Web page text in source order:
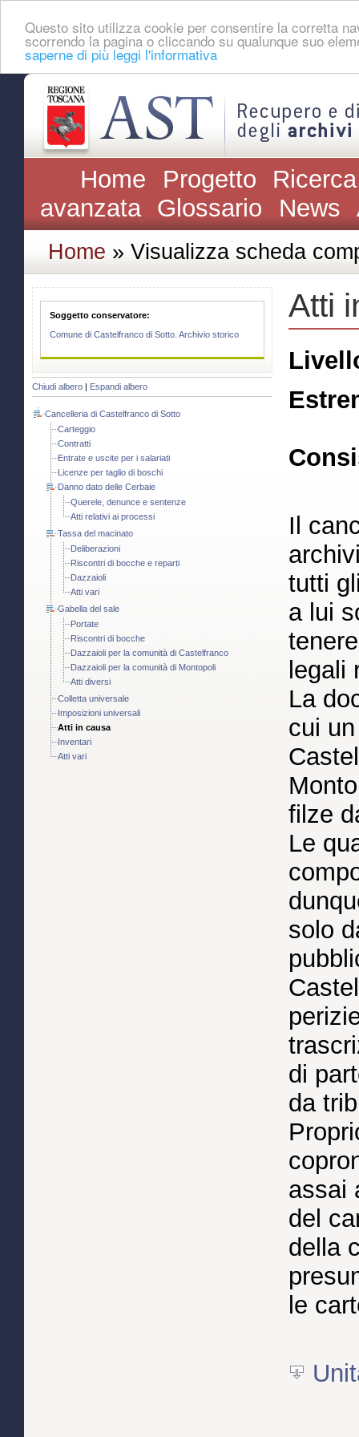
Questo sito utilizza cookie per consentire la corretta
scorrendo la pagina o cliccando su qualunque suo
saperne di più leggi l'informativa
Home Progetto
avanzata Glossario News
Home » Visualizza scheda
Soggetto conservatore:
Comune di Castelfranco di Sotto. Archivio storico
Chiudi albero Espandi albero
Cancelleria di Castelfranco di Sotto
Carteggio
Contratti
Entrate e uscite per i salariati
Licenze per taglio di boschi
Danno dato delle Cerbaie
Querele, denunce e sentenze
Atti relativi ai processi
Tassa del macinato
Deliberazioni
Riscontri di bocche e reparti
Dazzaioli
Atti vari
Gabella del sale
Portate
Riscontri di bocche
Dazzaioli per la comunità di Castelfranco
Dazzaioli per la comunità di Montopoli
Atti diversi
Colletta universale
Imposizioni universali
Atti in causa
Inventari
Atti vari
Atti
Il
tutti
a lui
legali
La
cui
filze
Le
solo
di
da
assai
del
della
le